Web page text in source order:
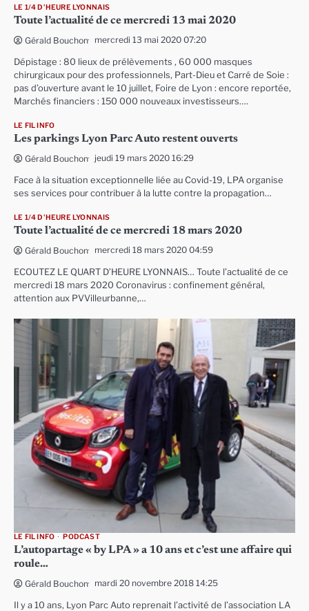
LE 1/4 D'HEURE LYONNAIS
Toute l’actualité de ce mercredi 13 mai 2020
Gérald Bouchon mercredi 13 mai 2020 07:20
Dépistage : 80 lieux de prélèvements , 60 000 masques
chirurgicaux pour des professionnels, Part-Dieu et Carré de Soie :
pas d’ouverture avant le 10 juillet, Foire de Lyon : encore reportée,
Marchés financiers : 150 000 nouveaux investisseurs….
LE FIL INFO
Les parkings Lyon Parc Auto restent ouverts
Gérald Bouchon jeudi 19 mars 2020 16:29
Face à la situation exceptionnelle liée au Covid-19, LPA organise
ses services pour contribuer à la lutte contre la propagation…
LE 1/4 D'HEURE LYONNAIS
Toute l’actualité de ce mercredi 18 mars 2020
Gérald Bouchon mercredi 18 mars 2020 04:59
ECOUTEZ LE QUART D’HEURE LYONNAIS… Toute l’actualité de ce
mercredi 18 mars 2020 Coronavirus : confinement général,
attention aux PVVilleurbanne,…
LE FIL INFO PODCAST
L’autopartage « by LPA » a 10 ans et c’est une affaire qui
roule…
Gérald Bouchon mardi 20 novembre 2018 14:25
Il y a 10 ans, Lyon Parc Auto reprenait l’activité de l’association LA